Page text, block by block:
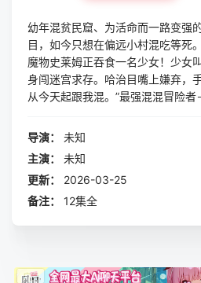
幼年混贫民窟、为活命而一路变强
目，如今只想在偏远小村混吃等死
魔物史莱姆正吞食一名少女！少女
身闯迷宫求存。哈治目嘴上嫌弃，
从今天起跟我混。”最强混混冒险
导演：
未知
主演：
未知
更新：
2026-03-25
备注：
12集全